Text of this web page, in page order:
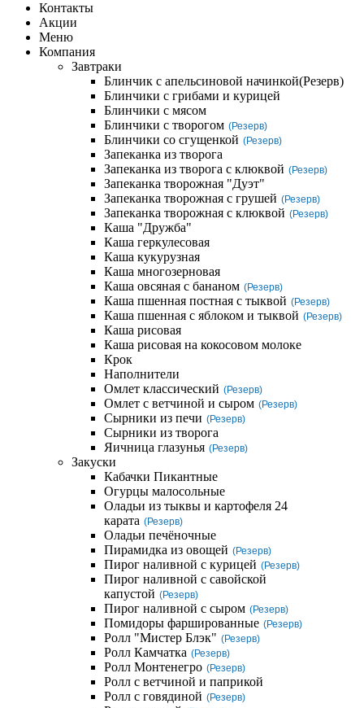
Контакты
Акции
Меню
Компания
Завтраки
Блинчик с апельсиновой начинкой(Резерв)
Блинчики с грибами и курицей
Блинчики с мясом
Блинчики с творогом (Резерв)
Блинчики со сгущенкой (Резерв)
Запеканка из творога
Запеканка из творога с клюквой (Резерв)
Запеканка творожная "Дуэт"
Запеканка творожная с грушей (Резерв)
Запеканка творожная с клюквой (Резерв)
Каша "Дружба"
Каша геркулесовая
Каша кукурузная
Каша многозерновая
Каша овсяная с бананом (Резерв)
Каша пшенная постная с тыквой (Резерв)
Каша пшенная с яблоком и тыквой (Резерв)
Каша рисовая
Каша рисовая на кокосовом молоке
Крок
Наполнители
Омлет классический (Резерв)
Омлет с ветчиной и сыром (Резерв)
Сырники из печи (Резерв)
Сырники из творога
Яичница глазунья (Резерв)
Закуски
Кабачки Пикантные
Огурцы малосольные
Оладьи из тыквы и картофеля 24
карата (Резерв)
Оладьи печёночные
Пирамидка из овощей (Резерв)
Пирог наливной с курицей (Резерв)
Пирог наливной с савойской
капустой (Резерв)
Пирог наливной с сыром (Резерв)
Помидоры фаршированные (Резерв)
Ролл "Мистер Блэк" (Резерв)
Ролл Камчатка (Резерв)
Ролл Монтенегро (Резерв)
Ролл с ветчиной и паприкой
Ролл с говядиной (Резерв)